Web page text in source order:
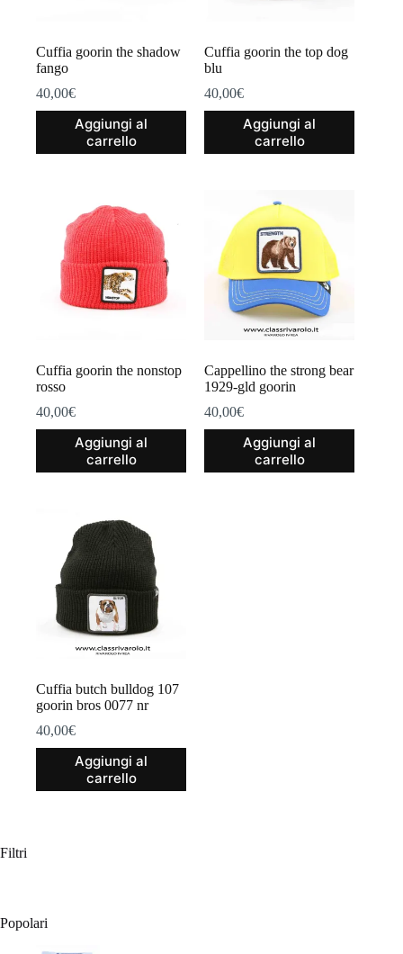
Cuffia goorin the shadow
fango
40,00€
Aggiungi al
carrello
Cuffia goorin the top dog
blu
40,00€
Aggiungi al
carrello
Cuffia goorin the nonstop
rosso
40,00€
Aggiungi al
carrello
Cappellino the strong bear
1929-gld goorin
40,00€
Aggiungi al
carrello
Cuffia butch bulldog 107
goorin bros 0077 nr
40,00€
Aggiungi al
carrello
Filtri
Popolari